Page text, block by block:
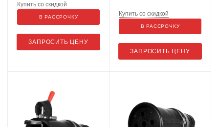
ЗАПРОСИТЬ ЦЕНУ
Купить со скидкой
В РАССРОЧКУ
ЗАПРОСИТЬ ЦЕНУ
Купить со скидкой
В РАССРОЧКУ